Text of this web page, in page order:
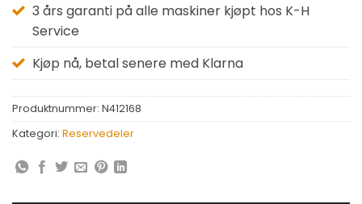
3 års garanti på alle maskiner kjøpt hos K-H
Service
Kjøp nå, betal senere med Klarna
Produktnummer: N412168
Kategori: Reservedeler